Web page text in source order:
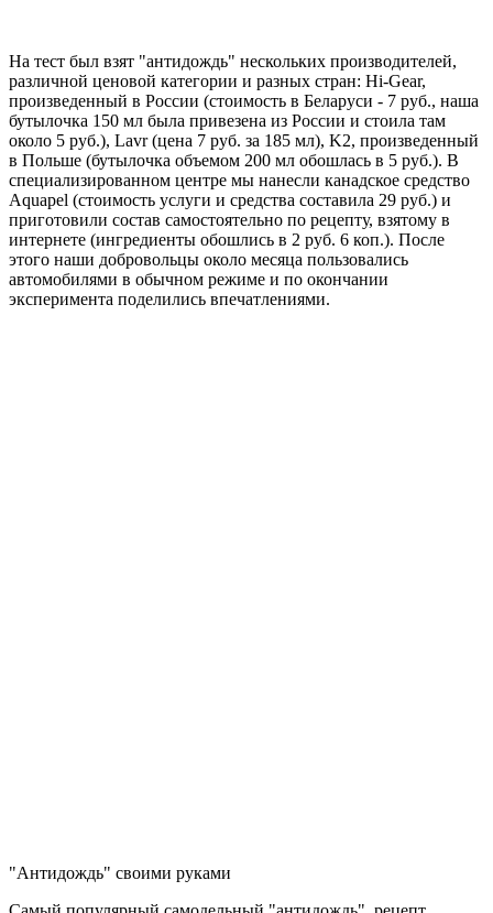
На тест был взят "антидождь" нескольких производителей,
различной ценовой категории и разных стран: Hi-Gear,
произведенный в России (стоимость в Беларуси - 7 руб., наша
бутылочка 150 мл была привезена из России и стоила там
около 5 руб.), Lavr (цена 7 руб. за 185 мл), K2, произведенный
в Польше (бутылочка объемом 200 мл обошлась в 5 руб.). В
специализированном центре мы нанесли канадское средство
Aquapel (стоимость услуги и средства составила 29 руб.) и
приготовили состав самостоятельно по рецепту, взятому в
интернете (ингредиенты обошлись в 2 руб. 6 коп.). После
этого наши добровольцы около месяца пользовались
автомобилями в обычном режиме и по окончании
эксперимента поделились впечатлениями.
"Антидождь" своими руками